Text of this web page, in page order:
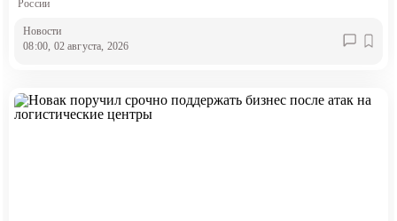
России
Новости
08:00, 02 августа, 2026